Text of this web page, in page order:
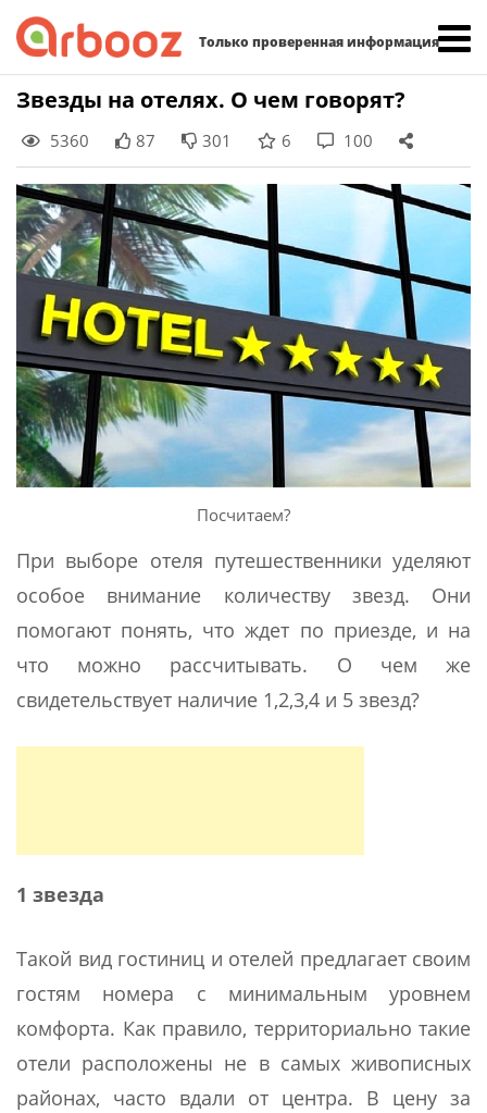
Только проверенная информация
Skip
content
Звезды на отелях. О чем говорят?
5360 87 301 6 100
Посчитаем?
При выборе отеля путешественники уделяют
особое внимание количеству звезд. Они
помогают понять, что ждет по приезде, и на
что можно рассчитывать. О чем же
свидетельствует наличие 1,2,3,4 и 5 звезд?
1 звезда
Такой вид гостиниц и отелей предлагает своим
гостям номера с минимальным уровнем
комфорта. Как правило, территориально такие
отели расположены не в самых живописных
районах, часто вдали от центра. В цену за
Найти: